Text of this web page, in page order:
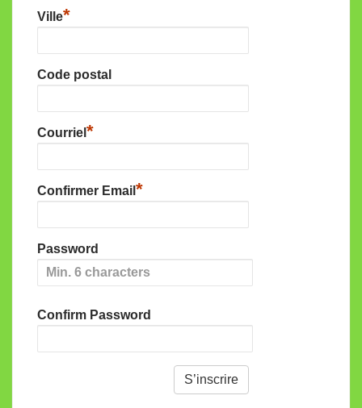
Ville*
Code postal
Courriel *
Confirmer Email *
Password
Confirm Password